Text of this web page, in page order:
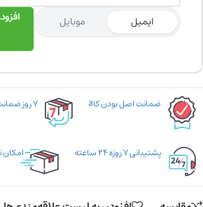
ایمیل موبایل
ضمانت اصل بودن کالا ۷ روز ضمانت بازگشت
پشتیبانی ۷ روزه ۲۴ ساعته